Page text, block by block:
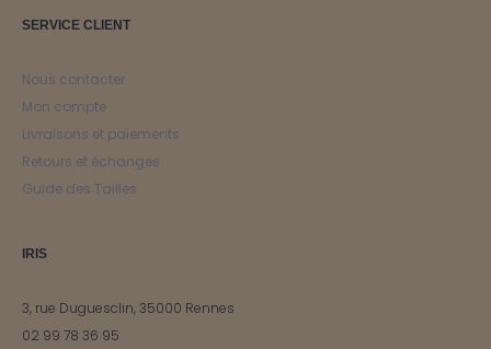
SERVICE CLIENT
Nous contacter
Mon compte
Livraisons et paiements
Retours et échanges
Guide des Tailles
IRIS
3, rue Duguesclin, 35000 Rennes
02 99 78 36 95